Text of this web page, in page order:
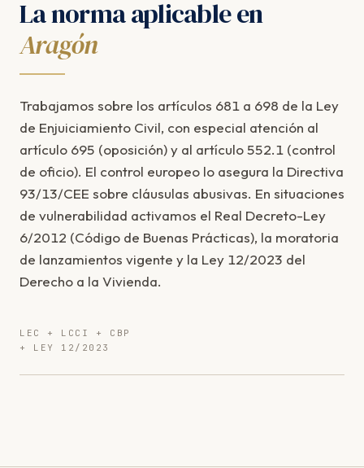
La norma aplicable en
Aragón
Trabajamos sobre los artículos 681 a 698 de la Ley
de Enjuiciamiento Civil, con especial atención al
artículo 695 (oposición) y al artículo 552.1 (control
de oficio). El control europeo lo asegura la Directiva
93/13/CEE sobre cláusulas abusivas. En situaciones
de vulnerabilidad activamos el Real Decreto-Ley
6/2012 (Código de Buenas Prácticas), la moratoria
de lanzamientos vigente y la Ley 12/2023 del
Derecho a la Vivienda.
LEC + LCCI + CBP
+ LEY 12/2023